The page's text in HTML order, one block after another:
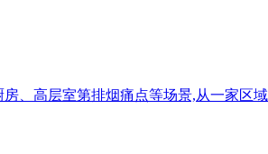
、高层室第排烟痛点等场景,从一家区